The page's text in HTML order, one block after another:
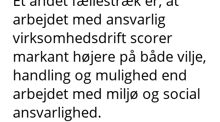
arbejdet med ansvarlig
virksomhedsdrift scorer
markant højere på både vilje,
handling og mulighed end
arbejdet med miljø og social
ansvarlighed.